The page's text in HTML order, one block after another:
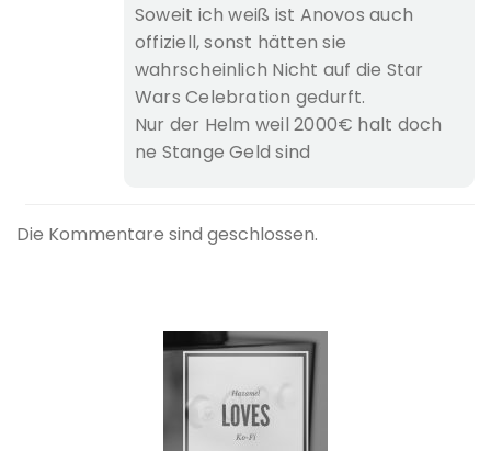
Soweit ich weiß ist Anovos auch
offiziell, sonst hätten sie
wahrscheinlich Nicht auf die Star
Wars Celebration gedurft.
Nur der Helm weil 2000€ halt doch
ne Stange Geld sind
Die Kommentare sind geschlossen.